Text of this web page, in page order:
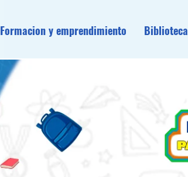
Formacion y emprendimiento Biblioteca